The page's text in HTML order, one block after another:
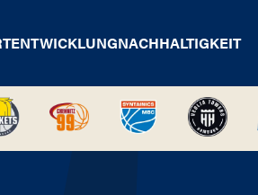
NACHHALTIGKEIT